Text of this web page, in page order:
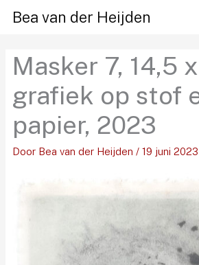
naar
inhoud
Bea van der Heijden
Masker 7, 14,5
grafiek op stof
papier, 2023
Door Bea van der Heijden / 19 juni 2023